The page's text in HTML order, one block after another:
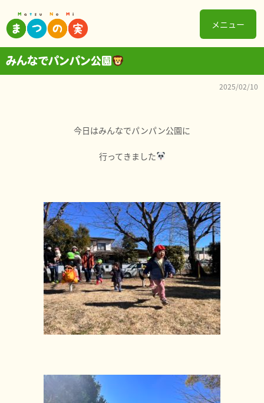
メニュー
みんなでパンパン公園
2025/02/10
今日はみんなでパンパン公園に
行ってきました